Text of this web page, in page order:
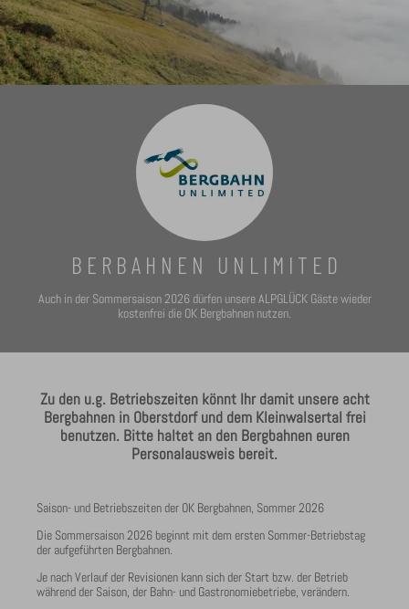
B E R B A H N E N U N L I M I T E D
Auch in der Sommersaison 2026 dürfen unsere ALPGLÜCK Gäste wieder
kostenfrei die OK Bergbahnen nutzen.
Zu den u.g. Betriebszeiten könnt Ihr damit unsere acht
Bergbahnen in Oberstdorf und dem Kleinwalsertal frei
benutzen. Bitte haltet an den Bergbahnen euren
Personalausweis bereit.
Saison- und Betriebszeiten der OK Bergbahnen, Sommer 2026
Die Sommersaison 2026 beginnt mit dem ersten Sommer-Betriebstag
der aufgeführten Bergbahnen.
Je nach Verlauf der Revisionen kann sich der Start bzw. der Betrieb
während der Saison, der Bahn- und Gastronomiebetriebe, verändern.